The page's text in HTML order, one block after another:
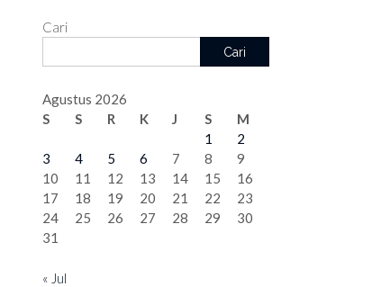
Cari
Cari
Agustus 2026
S
S R K J S
M
1
2
3
4 5 6 7 8
9
10
11 12 13 14 15
16
17
18 19 20 21 22
23
24
25 26 27 28 29
30
31
« Jul